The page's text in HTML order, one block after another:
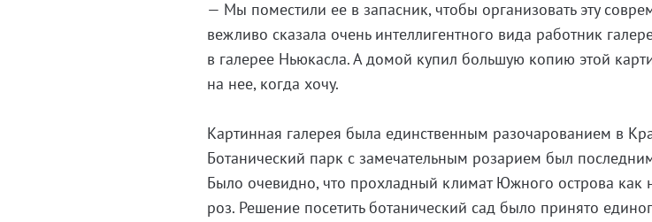
— Мы поместили ее в запасник, чтобы организовать эту
вежливо сказала очень интеллигентного вида работник
в галерее Ньюкасла. А домой купил большую копию этой
на нее, когда хочу.
Картинная галерея была единственным разочарованием в
Ботанический парк с замечательным розарием был
Было очевидно, что прохладный климат Южного острова как
роз. Решение посетить ботанический сад было принято